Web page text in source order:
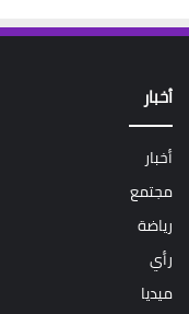
أخبار
أخبار
مجتمع
رياضة
رأي
ميديا